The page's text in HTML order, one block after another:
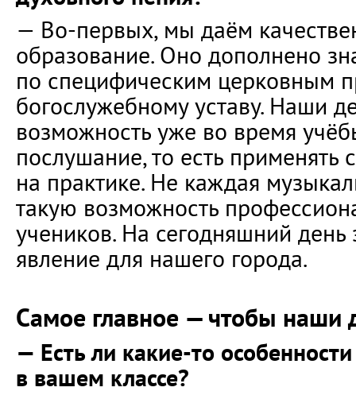
— Во-первых, мы даём
образование. Оно дополнено
по специфическим церковным
богослужебному уставу. Наши
возможность уже во время
послушание, то есть применять
на практике. Не каждая
такую возможность
учеников. На сегодняшний день
явление для нашего города.
Самое главное — чтобы
— Есть ли какие-то
в вашем классе?